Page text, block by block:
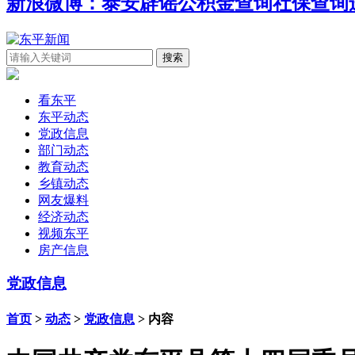
看东平
东平动态
党政信息
部门动态
教育动态
乡镇动态
网友爆料
经济动态
视频东平
房产信息
党政信息
首页 > 动态 > 党政信息 > 内容